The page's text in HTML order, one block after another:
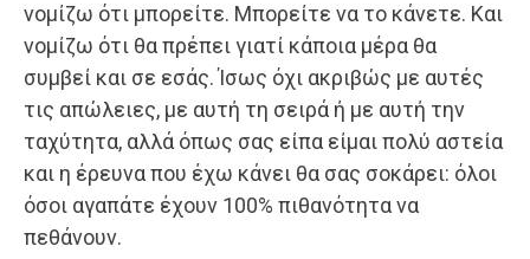
νομίζω ότι μπορείτε. Μπορείτε να το κάνετε. Και
νομίζω ότι θα πρέπει γιατί κάποια μέρα θα
συμβεί και σε εσάς. Ίσως όχι ακριβώς με αυτές
τις απώλειες, με αυτή τη σειρά ή με αυτή την
ταχύτητα, αλλά όπως σας είπα είμαι πολύ αστεία
και η έρευνα που έχω κάνει θα σας σοκάρει: όλοι
όσοι αγαπάτε έχουν 100% πιθανότητα να
πεθάνουν.